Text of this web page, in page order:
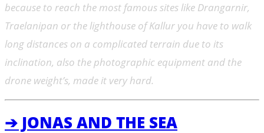
because to reach the most famous sites like Drangarnir,
Traelanipan or the lighthouse of Kallur you have to walk
long distances on a complicated terrain due to its
inclination, also the photographic equipment and the
drone weight’s, made it very hard.
➔ JONAS AND THE SEA